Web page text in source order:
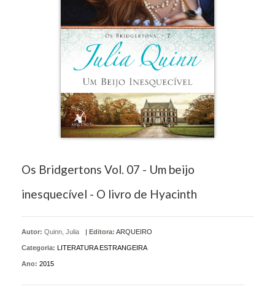
Os Bridgertons Vol. 07 - Um beijo
inesquecível - O livro de Hyacinth
Autor: Quinn, Julia | Editora: ARQUEIRO
Categoria: LITERATURA ESTRANGEIRA
Ano: 2015